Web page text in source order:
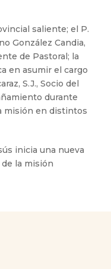
saliente; el P.
González Candia,
de Pastoral; la
en asumir el cargo
S.J., Socio del
durante
misión en distintos
inicia una nueva
la misión